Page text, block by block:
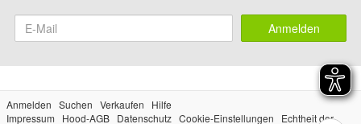
Anmelden
Anmelden Suchen Verkaufen
Hilfe
Impressum
Hood-AGB Datenschutz Cookie-Einstellungen Echtheit der